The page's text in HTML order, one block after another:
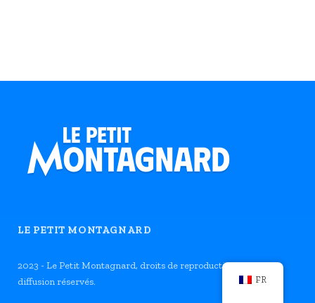
LE PETIT MONTAGNARD
2023 - Le Petit Montagnard, droits de reproduction et de
diffusion réservés.
FR